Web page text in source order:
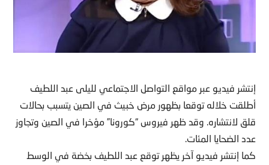
إنتشر فيديو عبر مواقع التواصل الاجتماعي لليلى عبد اللطيف
أطلقت خلاله توقعا بظهور مرض خبيث في الصين يتسبب بحالات
قلق لانتشاره. وقد ظهر فيروس “كورونا” مؤخرا في الصين وتجاوز
عدد الضحايا المئات.
كما إنتشر فيديو آخر يظهر توقع عبد اللطيف بخضة في الوسط